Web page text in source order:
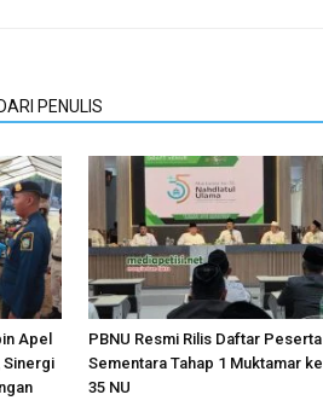
DARI PENULIS
Apel
Sinergi
PBNU Resmi Rilis Daftar Peserta
Sementara Tahap 1 Muktamar ke
35 NU